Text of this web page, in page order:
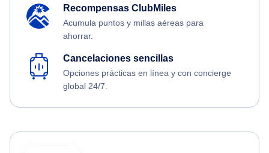
Recompensas ClubMiles
Acumula puntos y millas aéreas para
ahorrar.
Cancelaciones sencillas
Opciones prácticas en línea y con concierge
global 24/7.